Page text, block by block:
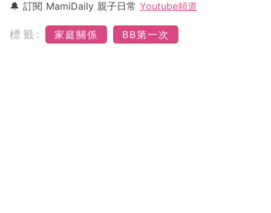
🔔 訂閱 MamiDaily 親子日常 Youtube頻道
標籤: 家庭關係 BB第一次